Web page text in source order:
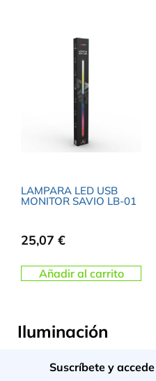
LAMPARA LED USB
MONITOR SAVIO LB-01
25,07€
Añadir al carrito
Iluminación
Suscríbete y